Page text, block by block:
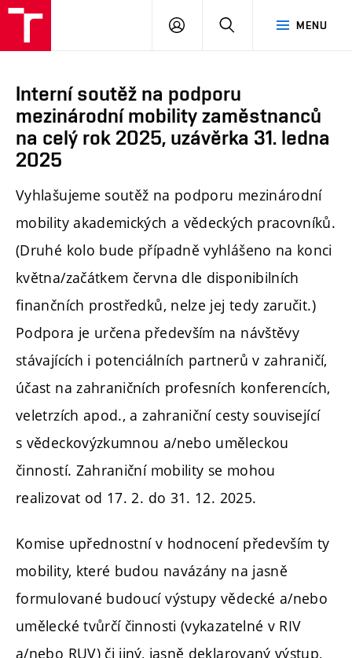
MENU
PŘIHLÁSIT
Interní soutěž na podporu
mezinárodní mobility zaměstnanců
na celý rok 2025, uzávěrka 31. ledna
2025
Vyhlašujeme soutěž na podporu mezinárodní
mobility akademických a vědeckých pracovníků.
(Druhé kolo bude případně vyhlášeno na konci
května/začátkem června dle disponibilních
finančních prostředků, nelze jej tedy zaručit.)
Podpora je určena především na návštěvy
stávajících i potenciálních partnerů v zahraničí,
účast na zahraničních profesních konferencích,
veletrzích apod., a zahraniční cesty související
s vědeckovýzkumnou a/nebo uměleckou
činností. Zahraniční mobility se mohou
realizovat od 17. 2. do 31. 12. 2025.
Komise upřednostní v hodnocení především ty
mobility, které budou navázány na jasně
formulované budoucí výstupy vědecké a/nebo
umělecké tvůrčí činnosti (vykazatelné v RIV
a/nebo RUV) či jiný, jasně deklarovaný výstup,